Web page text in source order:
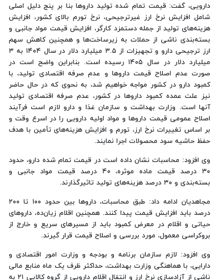
دارویی، گفت: قیمت تمام شده‌ تولید داروها بنا بر پنج دلیل اصلی
شامل افزایش نرخ ارز غیرترجیحی، نرخ تورم بالای کشور، افزایش
هزینه‌های تولید از جمله دستمزد کارگر، افزایش قیمت مواد جانبی و
بسته‌بندی ناشی از حملات به زیرساخت‌ها و همچنین کاهش سهم
ارز ترجیحی دارو و تجهیزات از ۳.۵ میلیارد دلار در سال ۱۴۰۴ به ۳
میلیارد دلار در سال ۱۴۰۵ رسیده است. بنابراین واضح است در
صورت عدم اصلاح قیمت داروها و عدم صرفه‌ اقتصادی تولید، با
کمبود دارو در کشور مواجه خواهیم شد، به نحوی که در حال حاضر
نیز علت عمده‌ کمبود داروها در کشور، عدم صرفه‌ اقتصادی تولید
آنها است. وزارت بهداشت و سازمان غذا و دارو لازم است فرآیند
اصلاح عمومی قیمت داروها و مواد اولیه دارویی را در اسرع وقت و
بر اساس تغییرات نرخ ارز، تورم و افزایش هزینه‌های تأمین با هدف
حفظ حاشیه سود محصولات اجرا نمایند.
وی افزود: محاسبات نشان داده است در قیمت تمام شده دارو، حدود
۳۰ درصد قیمت ماده موثره، ۴۰ درصد قیمت مواد جانبی و
بسته‌بندی و ۳۰ درصد هزینه‌های تولید تاثیرگذارند.
مجاهدیان ادامه داد: طبق محاسبات، داروها بین حدود ۱۰۰ تا ۲۰۰
درصد باید افزایش قیمت پیدا کنند. همچنین اقلام زیان‌ده، داروهای
حیاتی و اقلام در معرض کمبود باید از مسیرهای سریع و خارج از
بروکراسی معمول، مورد بررسی و اصلاح قیمت قرار گیرند.
وی افزود: لازم سازمان برنامه و بودجه و وزارت امور اقتصادی و
دارایی، با هماهنگی وزارت بهداشت، حداکثر ظرف یک ماه منابع مالی
ناشی از آزادسازی نرخ ارز و انتقال اقلام دارویی از گروه کالایی ۲۱ به